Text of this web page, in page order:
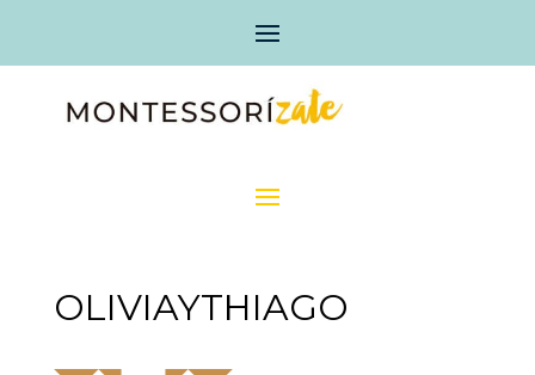
OLIVIAYTHIAGO